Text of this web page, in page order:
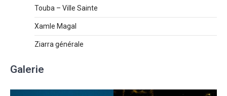
Touba – Ville Sainte
Xamle Magal
Ziarra générale
Galerie